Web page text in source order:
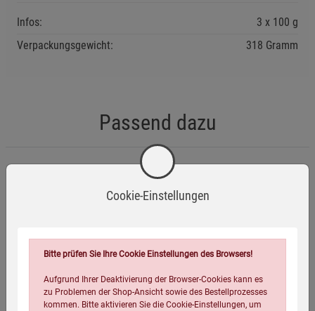
Infos:
3 x 100 g
Verpackungsgewicht:
318 Gramm
Passend dazu
Cookie-Einstellungen
Bitte prüfen Sie Ihre Cookie Einstellungen des Browsers!
Aufgrund Ihrer Deaktivierung der Browser-Cookies kann es
zu Problemen der Shop-Ansicht sowie des Bestellprozesses
kommen. Bitte aktivieren Sie die Cookie-Einstellungen, um